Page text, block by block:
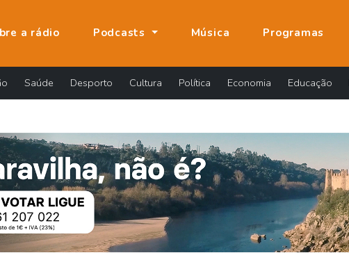
a rádio Podcasts Música Programas
Saúde Desporto Cultura Política Economia Educação